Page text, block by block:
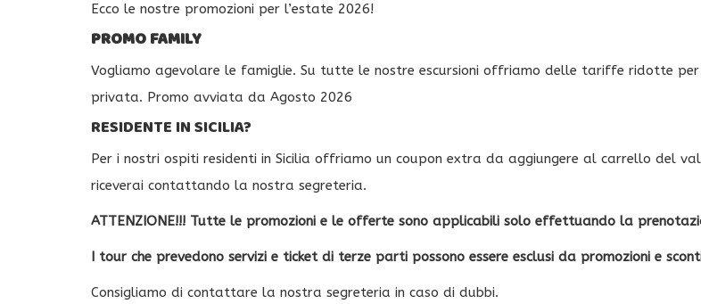
Ecco le nostre promozioni per l’estate 2026!
PROMO FAMILY
Vogliamo agevolare le famiglie. Su tutte le nostre escursioni offriamo delle tariffe ridotte
privata. Promo avviata da Agosto 2026
RESIDENTE IN SICILIA?
Per i nostri ospiti residenti in Sicilia offriamo un coupon extra da aggiungere al carrello del
riceverai contattando la nostra segreteria.
ATTENZIONE!!! Tutte le promozioni e le offerte sono applicabili solo effettuando la
I tour che prevedono servizi e ticket di terze parti possono essere esclusi da promozioni e
Consigliamo di contattare la nostra segreteria in caso di dubbi.